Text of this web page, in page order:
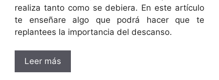
realiza tanto como se debiera. En este artículo
te enseñare algo que podrá hacer que te
replantees la importancia del descanso.
Leer más